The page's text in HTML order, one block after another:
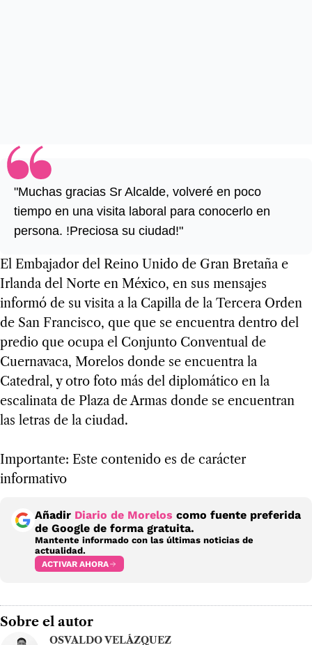
"Muchas gracias Sr Alcalde, volveré en poco
tiempo en una visita laboral para conocerlo en
persona. !Preciosa su ciudad!"
El Embajador del Reino Unido de Gran Bretaña e
Irlanda del Norte en México, en sus mensajes
informó de su visita a la Capilla de la Tercera Orden
de San Francisco, que que se encuentra dentro del
predio que ocupa el Conjunto Conventual de
Cuernavaca, Morelos donde se encuentra la
Catedral, y otro foto más del diplomático en la
escalinata de Plaza de Armas donde se encuentran
las letras de la ciudad.
Importante: Este contenido es de carácter
informativo
Añadir Diario de Morelos como fuente preferida
de Google de forma gratuita.
Mantente informado con las últimas noticias de
actualidad.
ACTIVAR AHORA
Sobre el autor
OSVALDO VELÁZQUEZ